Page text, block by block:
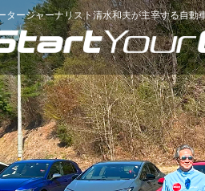
タージャーナリスト清水和夫が主宰する自動